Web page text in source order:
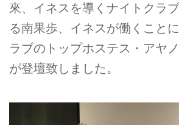
來、イネスを導くナイトクラ
る南果歩、イネスが働くこと
ラブのトップホステス・アヤ
が登壇致しました。